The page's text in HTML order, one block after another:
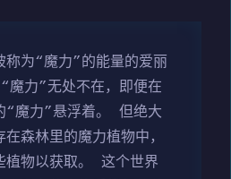
称为“魔力”的能量的爱丽
魔力”无处不在，即便在
“魔力”悬浮着。 但绝大
森林里的魔力植物中，
植物以获取。 这个世界